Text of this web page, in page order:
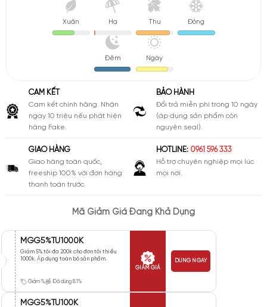
Xuân Hạ Thu Đông
Đêm Ngày
CAM KẾT
Cam kết chính hãng. Nhận
ngay 10 triệu nếu phát hiện
hàng Fake.
BẢO HÀNH
Đổi trả miễn phí trong 10 ngày
(áp dụng sản phẩm còn
nguyên seal).
GIAO HÀNG
Giao hàng toàn quốc,
freeship 100% với đơn hàng
thanh toán trước.
HOTLINE: 0961 596 333
Hỗ trợ chuyên nghiệp mọi lúc
mọi nơi.
Mã Giảm Giá Đang Khả Dụng
MGG5%TU1000K
Giảm 5% tối đa 200k cho đơn tối thiểu
1000k. Áp dụng toàn bộ sản phẩm.
Giảm % Đã dùng 81%
GIẢM GIÁ
DÙNG NGAY
MGG5%TU100K